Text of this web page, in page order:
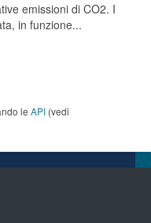
emissioni di CO2. I
in funzione...
le API (vedi